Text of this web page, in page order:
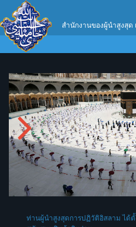
สำนักงานของผู้นำสูงสุด
ท่านผู้นำสูงสุดการปฏิวัติอิสลาม ได้